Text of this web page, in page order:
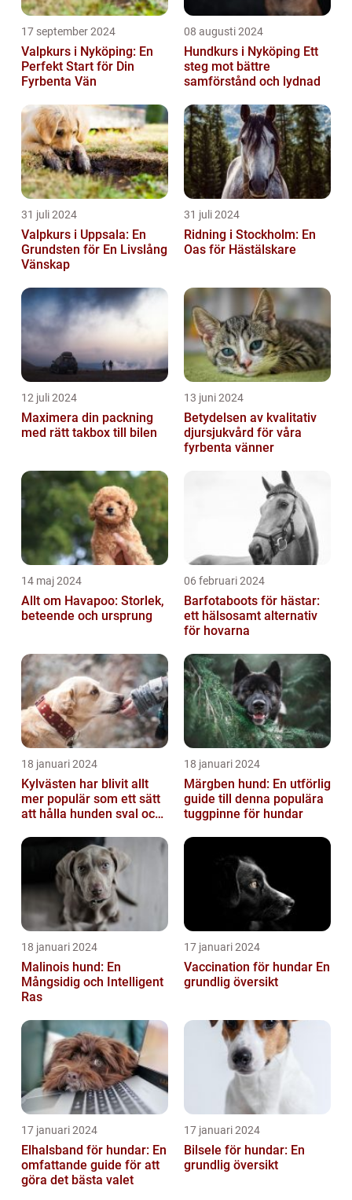
17 september 2024
Valpkurs i Nyköping: En
Perfekt Start för Din
Fyrbenta Vän
08 augusti 2024
Hundkurs i Nyköping Ett
steg mot bättre
samförstånd och lydnad
31 juli 2024
Valpkurs i Uppsala: En
Grundsten för En Livslång
Vänskap
31 juli 2024
Ridning i Stockholm: En
Oas för Hästälskare
12 juli 2024
Maximera din packning
med rätt takbox till bilen
13 juni 2024
Betydelsen av kvalitativ
djursjukvård för våra
fyrbenta vänner
14 maj 2024
Allt om Havapoo: Storlek,
beteende och ursprung
06 februari 2024
Barfotaboots för hästar:
ett hälsosamt alternativ
för hovarna
18 januari 2024
Kylvästen har blivit allt
mer populär som ett sätt
att hålla hunden sval och
väde...
18 januari 2024
Märgben hund: En utförlig
guide till denna populära
tuggpinne för hundar
18 januari 2024
Malinois hund: En
Mångsidig och Intelligent
Ras
17 januari 2024
Vaccination för hundar En
grundlig översikt
17 januari 2024
Elhalsband för hundar: En
omfattande guide för att
göra det bästa valet
17 januari 2024
Bilsele för hundar: En
grundlig översikt